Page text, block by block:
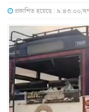
প্রকাশিত হয়েছে :